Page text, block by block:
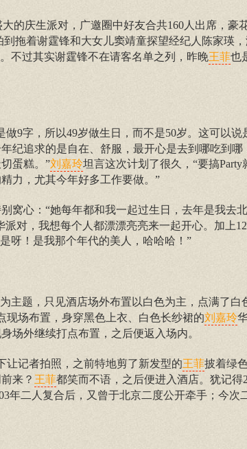
大的庆生派对，广邀圈中好友合共160人出席，豪
拖着谢霆锋和大女儿窦靖童探望经纪人陈家瑛
不过其实谢霆锋不在请客名单之列，昨晚王菲也
做9字，所以49岁做生日，而不是50岁。这可以
纪追求的是自在、舒服，最开心是去到哪吃到
蛋糕。”刘嘉玲坦言这次计划了很久，“要搞
力，尤其今年好多工作要做。”
窝心：“她每年都和我一起过生日，去年是我去
对，我想每个人都漂漂亮亮来一起开心。加上
呀！是我那个年代的美人，哈哈哈！”
主题，只见酒店场外布置以白色为主，点满了白
现场布置，身穿黑色上衣、白色长纱裙的刘嘉玲
场外继续打点布置，之后便返入场内。
让记者拍照，之前特地剪了新发型的王菲披着绿
来？ 王菲都笑而不语，之后便进入酒店。犹记得
年二人复合后，又曾于北京二度公开牵手；今次